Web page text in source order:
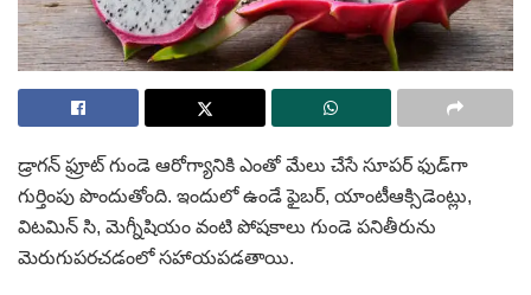
డ్రాగన్ ఫ్రూట్ గుండె ఆరోగ్యానికి ఎంతో మేలు చేసే సూపర్ ఫుడ్‌గా
గుర్తింపు పొందుతోంది. ఇందులో ఉండే ఫైబర్, యాంటీఆక్సిడెంట్లు,
విటమిన్ సి, మెగ్నీషియం వంటి పోషకాలు గుండె పనితీరును
మెరుగుపరచడంలో సహాయపడతాయి.